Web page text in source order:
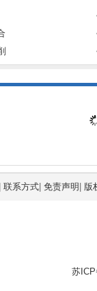
联系方式| 免责声明 版
苏ICP